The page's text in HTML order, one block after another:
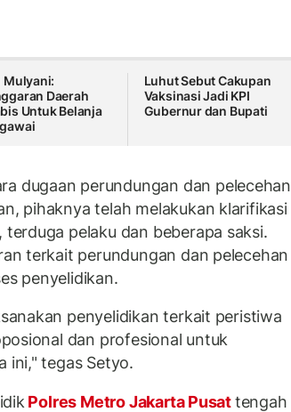
Mulyani:
Daerah
Untuk Belanja
Luhut Sebut Cakupan
Vaksinasi Jadi KPI
Gubernur dan Bupati
dugaan perundungan dan pelecehan
pihaknya telah melakukan klarifikasi
pelaku dan beberapa saksi.
terkait perundungan dan pelecehan
penyelidikan.
penyelidikan terkait peristiwa
dan profesional untuk
ini," tegas Setyo.
Polres Metro Jakarta Pusattengah